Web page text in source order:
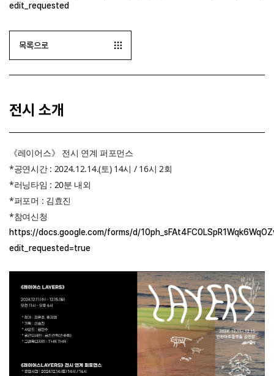
edit_requested
목록으로
전시 소개
《레이어스》 전시 연계 퍼포먼스
*공연시간 : 2024.12.14.(토) 14시 / 16시 2회
*러닝타임 : 20분 내외
*퍼포머 : 김효진
*참여신청
https://docs.google.com/forms/d/
edit_requested=true